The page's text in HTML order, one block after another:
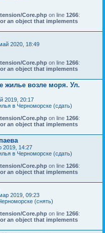
Core.php on line 1266:
an object that implements
2020, 18:49
Core.php on line 1266:
an object that implements
жилье возле моря. Ул.
2019, 20:17
в Черноморске (сдать)
Core.php on line 1266:
an object that implements
2019, 14:27
в Черноморске (сдать)
Core.php on line 1266:
an object that implements
2019, 09:23
(снять)
Core.php on line 1266:
an object that implements